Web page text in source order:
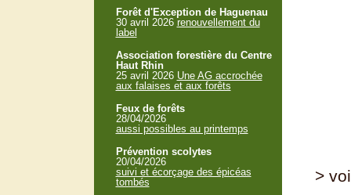
>
Forêt d'Exception de Haguenau
30 avril 2026 renouvellement du
label
Association forestière du Centre
Haut Rhin
25 avril 2026 Une AG accrochée
aux falaises et aux forêts
Feux de forêts
28/04/2026
aussi possibles au printemps
Prévention scolytes
20/04/2026
suivi et écorçage des épicéas
tombés